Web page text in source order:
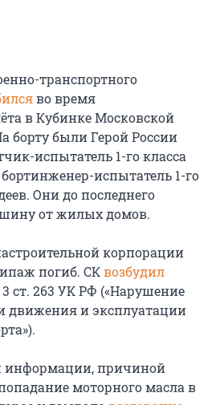
транспортного
во время
в Кубинке Московской
борту были Герой России
испытатель 1-го класса
испытатель 1-го
Они до последнего
от жилых домов.
корпорации
погиб. СКвозбудил
ст. 263 УК РФ («Нарушение
движения и эксплуатации
информации, причиной
моторного масла в